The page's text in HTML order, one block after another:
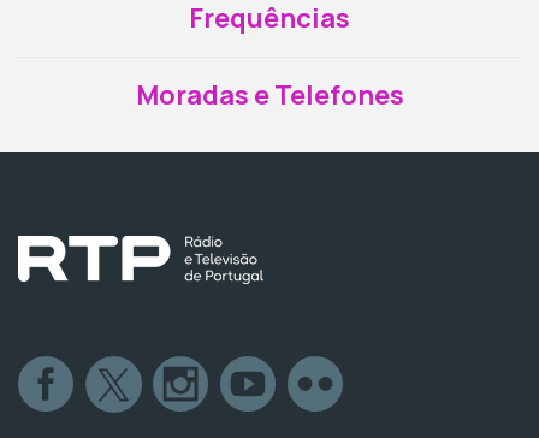
Frequências
Moradas e Telefones